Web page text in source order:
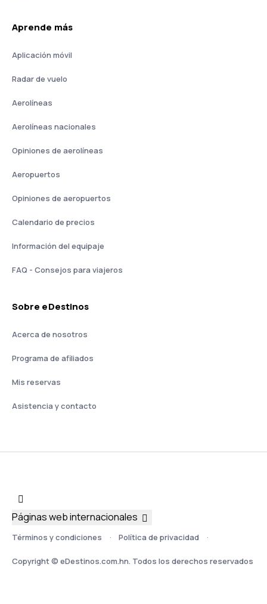
Aprende más
Aplicación móvil
Radar de vuelo
Aerolíneas
Aerolíneas nacionales
Opiniones de aerolíneas
Aeropuertos
Opiniones de aeropuertos
Calendario de precios
Información del equipaje
FAQ - Consejos para viajeros
Sobre eDestinos
Acerca de nosotros
Programa de afiliados
Mis reservas
Asistencia y contacto
Términos y condiciones Política de privacidad
Copyright © eDestinos.com.hn. Todos los derechos reservados
Páginas web internacionales